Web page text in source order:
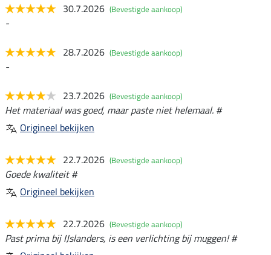
30.7.2026 (Bevestigde aankoop)
-
28.7.2026 (Bevestigde aankoop)
-
23.7.2026 (Bevestigde aankoop)
Het materiaal was goed, maar paste niet helemaal. #
Origineel bekijken
22.7.2026 (Bevestigde aankoop)
Goede kwaliteit #
Origineel bekijken
22.7.2026 (Bevestigde aankoop)
Past prima bij IJslanders, is een verlichting bij muggen! #